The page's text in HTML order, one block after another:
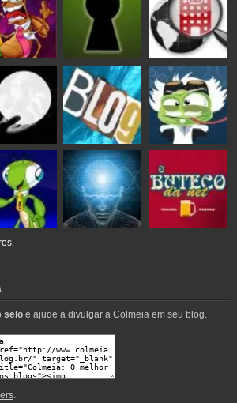
.
seloe ajude a divulgar a Colmeia em seu blog.
.